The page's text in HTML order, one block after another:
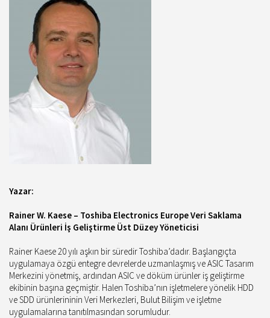
Yazar:
Rainer W. Kaese – Toshiba Electronics Europe Veri Saklama
Alanı Ürünleri İş Geliştirme Üst Düzey Yöneticisi
Rainer Kaese 20 yılı aşkın bir süredir Toshiba’dadır. Başlangıçta
uygulamaya özgü entegre devrelerde uzmanlaşmış ve ASIC Tasarım
Merkezini yönetmiş, ardından ASIC ve döküm ürünler iş geliştirme
ekibinin başına geçmiştir. Halen Toshiba’nın işletmelere yönelik HDD
ve SDD ürünlerininin Veri Merkezleri, Bulut Bilişim ve işletme
uygulamalarına tanıtılmasından sorumludur.